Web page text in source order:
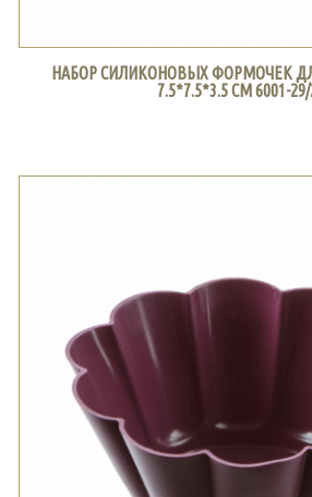
НАБОР СИЛИКОНОВЫХ ФОРМОЧЕК
7.5*7.5*3.5 СМ 6001-29/